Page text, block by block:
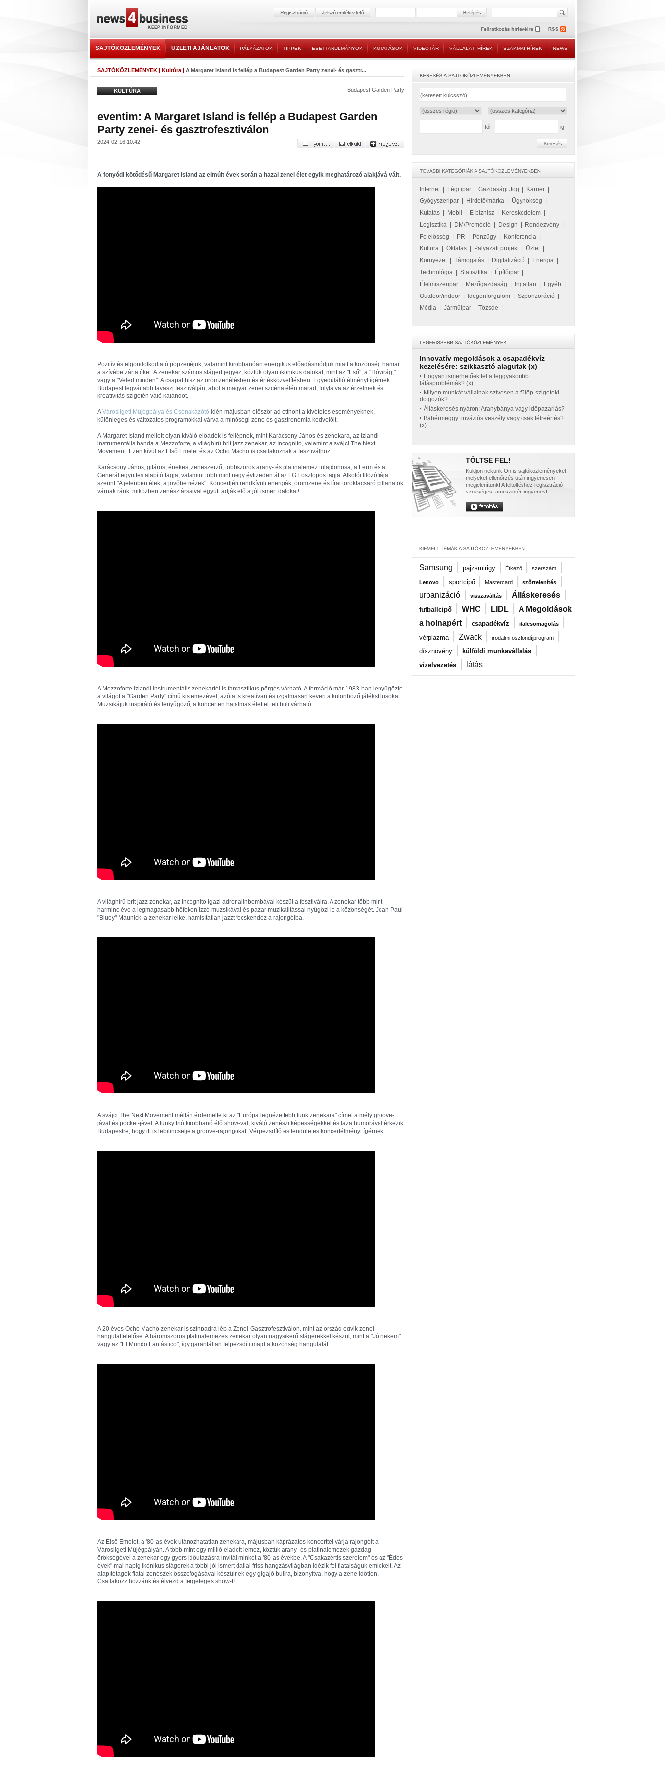
SAJTÓKÖZLEMÉNYEK ÜZLETI AJÁNLATOK PÁLYÁZATOK TIPPEK ESETTANULMÁNYOK KUTATÁSOK VIDEÓTÁR VÁLLALATI HÍREK SZAKMAI HÍREK NEWS
SAJTÓKÖZLEMÉNYEK | Kultúra | A Margaret Island is fellép a Budapest Garden Party zenei- és gasztr...
KULTÚRA Budapest Garden Party
eventim: A Margaret Island is fellép a Budapest Garden
Party zenei- és gasztrofesztiválon
2024-02-16 10:42 |
A fonyódi kötődésű Margaret Island az elmúlt évek során a hazai zenei élet egyik meghatározó alakjává vált.
Pozitív és elgondolkodtató popzenéjük, valamint kirobbanóan energikus előadásmódjuk miatt a közönség hamar
a szívébe zárta őket. A zenekar számos slágert jegyez, köztük olyan ikonikus dalokat, mint az "Eső", a "Hóvirág,"
vagy a "Veled minden". A csapat hisz az örömzenélésben és értékközvetítésben. Egyedülálló élményt ígérnek
Budapest legvártabb tavaszi fesztiválján, ahol a magyar zenei szcéna élén marad, folytatva az érzelmek és
kreativitás szigetén való kalandot.
AVárosligeti Műjégpálya és Csónakázótó idén májusban először ad otthont a kivételes eseményeknek,
különleges és változatos programokkal várva a minőségi zene és gasztronómia kedvelőit.
A Margaret Island mellett olyan kiváló előadók is fellépnek, mint Karácsony János és zenekara, az izlandi
instrumentális banda a Mezzoforte, a világhírű brit jazz zenekar, az Incognito, valamint a svájci The Next
Movement. Ezen kívül az Első Emelet és az Ocho Macho is csatlakoznak a fesztiválhoz.
Karácsony János, gitáros, énekes, zeneszerző, többszörös arany- és platinalemez tulajdonosa, a Ferm és a
Generál együttes alapító tagja, valamint több mint négy évtizeden át az LGT oszlopos tagja. Alkotói filozófiája
szerint "A jelenben élek, a jövőbe nézek". Koncertjén rendkívüli energiák, örömzene és lírai torokfacsaró pillanatok
várnak ránk, miközben zenésztársaival együtt adják elő a jól ismert dalokat!
A Mezzoforte izlandi instrumentális zenekartól is fantasztikus pörgés várható. A formáció már 1983-ban lenyűgözte
a világot a "Garden Party" című kislemezével, azóta is kreatívan és izgalmasan keveri a különböző játékstílusokat.
Muzsikájuk inspiráló és lenyűgöző, a koncerten hatalmas élettel teli buli várható.
A világhírű brit jazz zenekar, az Incognito igazi adrenalinbombával készül a fesztiválra. A zenekar több mint
harminc éve a legmagasabb hőfokon izzó muzsikával és pazar muzikalitással nyűgözi le a közönségét. Jean Paul
"Bluey" Maunick, a zenekar lelke, hamisítatlan jazzt fecskendez a rajongóiba.
A svájci The Next Movement méltán érdemelte ki az "Európa legnézettebb funk zenekara" címet a mély groove-
jával és pocket-jével. A funky trió kirobbanó élő show-val, kiváló zenészi képességekkel és laza humorával érkezik
Budapestre, hogy itt is lebilincselje a groove-rajongókat. Vérpezsdítő és lendületes koncertélményt ígérnek.
A 20 éves Ocho Macho zenekar is színpadra lép a Zenei-Gasztrofesztiválon, mint az ország egyik zenei
hangulatfelelőse. A háromszoros platinalemezes zenekar olyan nagysikerű slágerekkel készül, mint a "Jó nekem"
vagy az "El Mundo Fantástico", így garantáltan felpezsdíti majd a közönség hangulatát.
Az Első Emelet, a '80-as évek utánozhatatlan zenekara, májusban káprázatos koncerttel várja rajongóit a
Városligeti Műjégpályán. A több mint egy millió eladott lemez, köztük arany- és platinalemezek gazdag
örökségével a zenekar egy gyors időutazásra invitál minket a '80-as évekbe. A "Csakazértis szerelem" és az "Édes
évek" mai napig ikonikus slágerek a többi jól ismert dallal friss hangzásvilágban idézik fel fiatalságuk emlékeit. Az
alapítótagok fiatal zenészek összefogásával készülnek egy gigajó bulira, bizonyítva, hogy a zene időtlen.
Csatlakozz hozzánk és élvezd a fergeteges show-t!
-tól -ig
Internet| Légi ipar Gazdasági Jog Karrier
Gyógyszeripar
Hirdető/márka Ügynökség
Kutatás
Mobil E-biznisz Kereskedelem
Logisztika
DM/Promóció Design Rendezvény
Felelősség
PR Pénzügy Konferencia
Kultúra
Oktatás Pályázati projekt| Üzlet|
Környezet| Támogatás Digitalizáció Energia
Technológia
Statisztika Építőipar
Élelmiszeripar
Mezőgazdaság Ingatlan Egyéb
Outdoor/indoor
Idegenforgalom Szponzoráció
Média
Járműipar Tőzsde
Innovatív megoldások a csapadékvíz
kezelésére: szikkasztó alagutak (x)
Hogyan ismerhetőek fel a leggyakoribb
látásproblémák? (x)
Milyen munkát vállalnak szívesen a fülöp-szigeteki
dolgozók?
Álláskeresés nyáron: Aranybánya vagy időpazarlás?
Babérmeggy: inváziós veszély vagy csak félreértés?
(x)
TÖLTSE FEL!
Küldjön nekünk Ön is sajtóközleményeket,
melyeket ellenőrzés után ingyenesen
megjelenítünk! A feltöltéshez regisztráció
szükséges, ami szintén ingyenes!
Samsung | pajzsmirigy | Étkező | szerszám |
Lenovo | sportcipő | Mastercard | szőrtelenítés |
urbanizáció | visszaváltás | Álláskeresés |
futballcipő | WHC | LIDL | A Megoldások
a holnapért | csapadékvíz | italcsomagolás |
vérplazma | Zwack | irodalmi ösztöndíjprogram |
dísznövény | külföldi munkavállalás |
vízelvezetés | látás